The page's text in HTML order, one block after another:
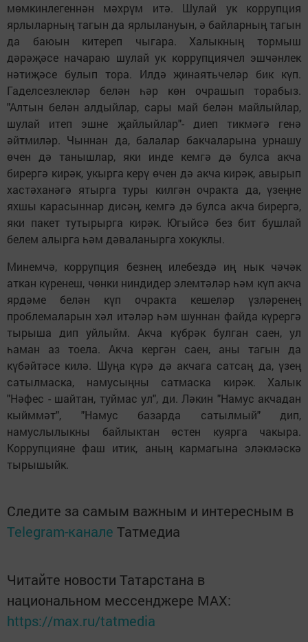
мөмкинлегеннән мәхрүм итә. Шулай ук коррупция
ярлыларның тагын да ярлылануын, ә байларның тагын
да баюын китереп чыгара. Халыкның тормыш
дәрәҗәсе начараю шулай ук коррупциячел эшчәнлек
нәтиҗәсе булып тора. Илдә җинаятьчеләр бик күп.
Гаделсезлекләр белән һәр көн очрашып торабыз.
"Алтын белән алдыйлар, сары май белән майлыйлар,
шулай итеп эшне җайлыйлар"- диеп тикмәгә генә
әйтмиләр. Чыннан да, балалар бакчаларына урнашу
өчен дә танышлар, яки инде кемгә дә булса акча
бирергә кирәк, укырга керү өчен дә акча кирәк, авырып
хастәханәгә ятырга туры килгән очракта да, үзеңне
яхшы карасыннар дисәң, кемгә дә булса акча бирергә,
яки пакет тутырырга кирәк. Югыйсә без бит бушлай
белем алырга һәм дәваланырга хокуклы.
Минемчә, коррупция безнең илебездә иң нык чәчәк
аткан күренеш, чөнки ниндидер элемтәләр һәм күп акча
ярдәме белән күп очракта кешеләр үзләренең
проблемаларын хәл итәләр һәм шуннан файда күрергә
тырыша дип уйлыйм. Акча күбрәк булган саен, ул
һаман аз тоела. Акча кергән саен, аны тагын да
күбәйтәсе килә. Шуңа күрә дә акчага сатсаң да, үзең
сатылмаска, намусыңны сатмаска кирәк. Халык
"Нәфес - шайтан, туймас ул", ди. Ләкин "Намус акчадан
кыйммәт", "Намус базарда сатылмый" дип,
намуслылыкны байлыктан өстен куярга чакыра.
Коррупцияне фаш итик, аның кармагына эләкмәскә
тырышыйк.
Следите за самым важным и интересным в
Telegram-канале Татмедиа
Читайте новости Татарстана в
национальном мессенджере MАХ:
https://max.ru/tatmedia